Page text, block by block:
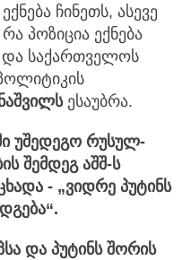
ჩინეთს, ასევე
პოზიცია ექნება
და საქართველოს
ესაუბრა.
უშედეგო რუსულ-
შემდეგ აშშ-ს
- „ვიდრე პუტინს
და პუტინს შორის